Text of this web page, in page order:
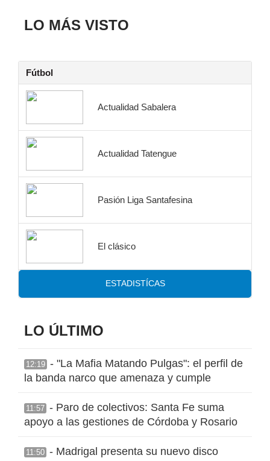
LO MÁS VISTO
Fútbol
Actualidad Sabalera
Actualidad Tatengue
Pasión Liga Santafesina
El clásico
ESTADISTÍCAS
LO ÚLTIMO
12:19 - "La Mafia Matando Pulgas": el perfil de
la banda narco que amenaza y cumple
11:57 - Paro de colectivos: Santa Fe suma
apoyo a las gestiones de Córdoba y Rosario
11:50 - Madrigal presenta su nuevo disco